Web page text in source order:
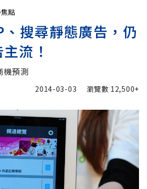
點
搜尋靜態廣告，仍
流！
預測
2014-03-03 瀏覽數 12,500+